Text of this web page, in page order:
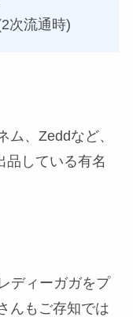
次流通時)
、Zeddなど、
品している有名
ディーガガをプ
んもご存知では